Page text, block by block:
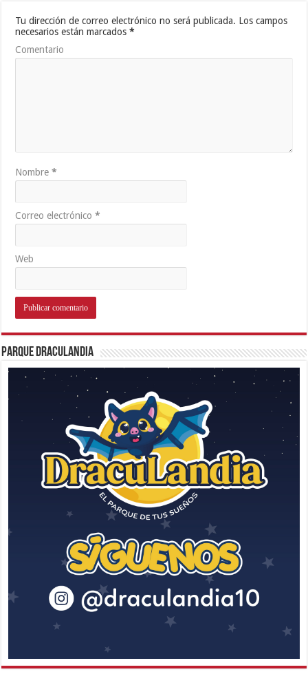
Tu dirección de correo electrónico no será publicada. Los campos
necesarios están marcados*
Comentario
Nombre*
Correo electrónico*
Web
Parque Draculandia